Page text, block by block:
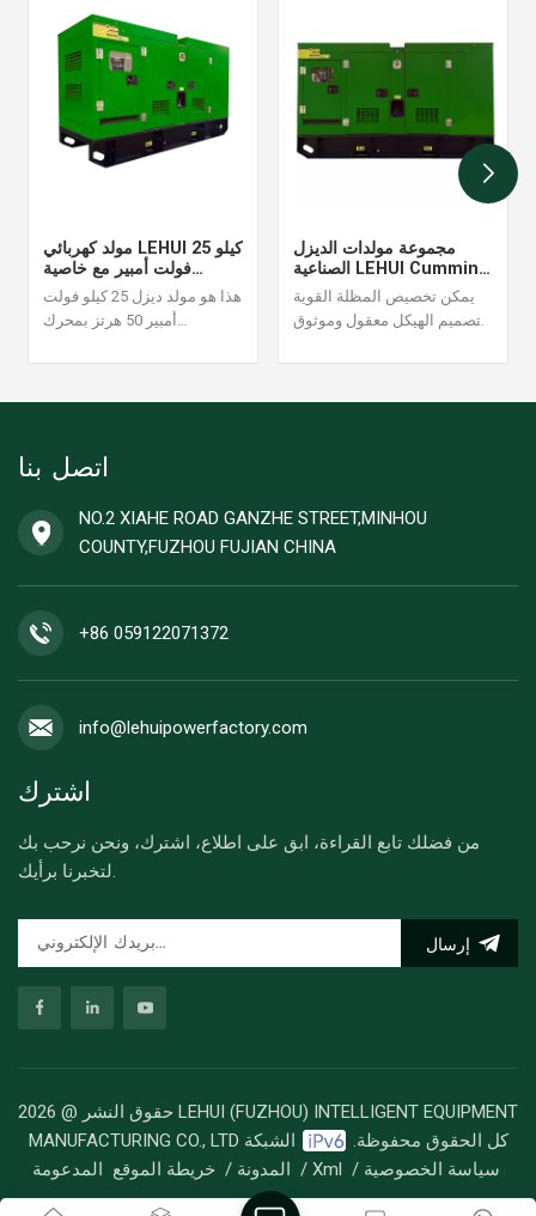
مولد كهربائي LEHUI 25 كيلو
فولت أمبير مع خاصية
التشغيل التلقائي والمراقبة
عن بُعد
هذا هو مولد ديزل 25 كيلو فولت
أمبير 50 ​​هرتز بمحرك
لحالات إمداد الطاقة المستمر
مجموعة مولدات الديزل
الصناعية LEHUI Cummins
45KVA 60HZ
يمكن تخصيص المظلة القوية
وتصميم الهيكل معقول وموثوق
مجموعة واحدة.
اتصل بنا
NO.2 XIAHE ROAD GANZHE STREET,MINHOU
COUNTY,FUZHOU FUJIAN CHINA
+86 059122071372
info@lehuipowerfactory.com
اشترك
من فضلك تابع القراءة، ابق على اطلاع، اشترك، ونحن نرحب بك
لتخبرنا برأيك.
إرسال
حقوق النشر @ 2026 LEHUI (FUZHOU) INTELLIGENT EQUIPMENT
MANUFACTURING CO., LTD كل الحقوق محفوظة.
الشبكة
خريطة الموقع / المدونة / Xml / سياسة الخصوصية